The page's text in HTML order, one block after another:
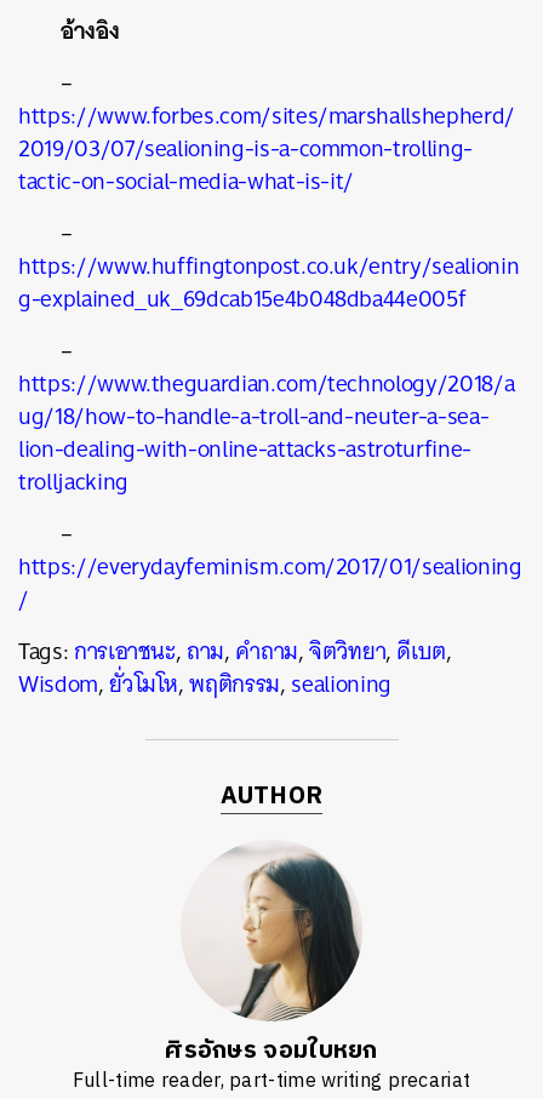
อ้างอิง
–
https://www.forbes.com/sites/marshallshepherd/
2019/03/07/sealioning-is-a-common-trolling-
tactic-on-social-media-what-is-it/
–
https://www.huffingtonpost.co.uk/entry/sealionin
g-explained_uk_69dcab15e4b048dba44e005f
–
https://www.theguardian.com/technology/2018/a
ug/18/how-to-handle-a-troll-and-neuter-a-sea-
lion-dealing-with-online-attacks-astroturfine-
trolljacking
–
https://everydayfeminism.com/2017/01/sealioning
/
Tags:การเอาชนะ,ถาม,คำถาม,จิตวิทยา,ดีเบต,
Wisdom,ยั่วโมโห,พฤติกรรม,sealioning
AUTHOR
ศิรอักษร จอมใบหยก
Full-time reader, part-time writing precariat